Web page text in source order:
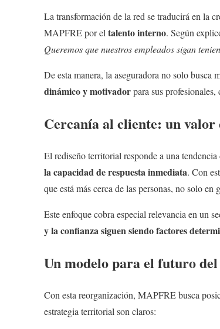
La transformación de la red se traducirá en la
MAPFRE por el talento interno. Según
Queremos que nuestros empleados sigan
De esta manera, la aseguradora no solo
dinámico y motivadorpara sus
Cercanía al cliente: un
El rediseño territorial responde a una
la capacidad de respuesta inmediata. Con
que está más cerca de las personas, no solo
Este enfoque cobra especial relevancia en un
y la confianza siguen siendo factores
Un modelo para el futuro
Con esta reorganización, MAPFRE busca
estrategia territorial son claros: